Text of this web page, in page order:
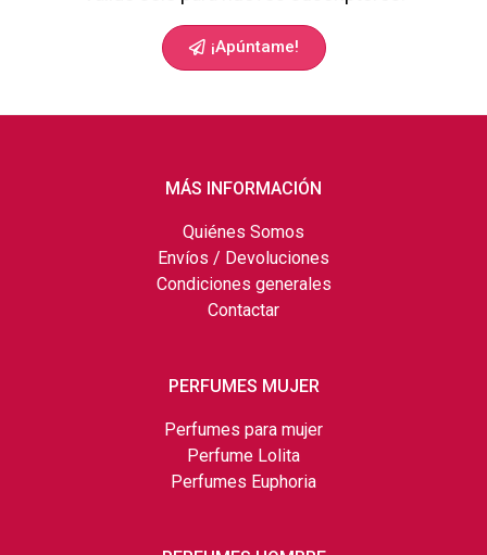
¡Apúntame!
MÁS INFORMACIÓN
Quiénes Somos
Envíos / Devoluciones
Condiciones generales
Contactar
PERFUMES MUJER
Perfumes para mujer
Perfume Lolita
Perfumes Euphoria